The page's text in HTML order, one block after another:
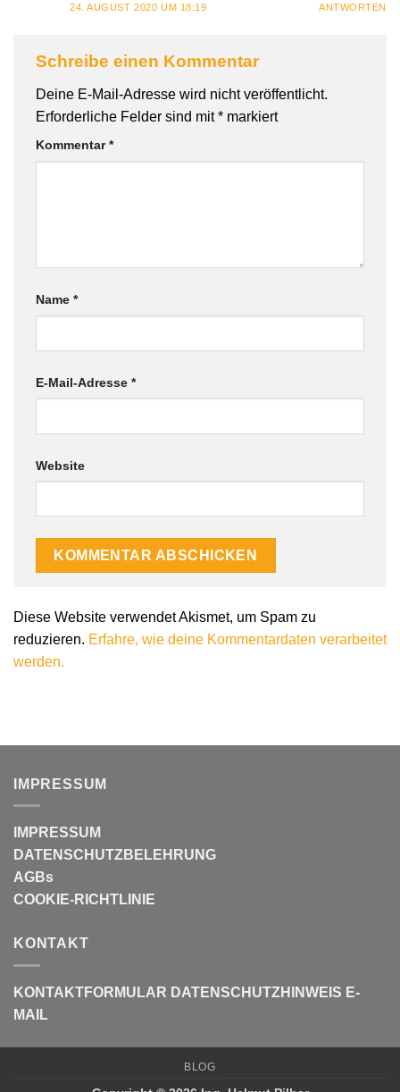
24. AUGUST 2020 UM 18:19 ANTWORTEN
Schreibe einen Kommentar
Deine E-Mail-Adresse wird nicht veröffentlicht.
Erforderliche Felder sind mit* markiert
Kommentar*
Name *
E-Mail-Adresse *
Website
Diese Website verwendet Akismet, um Spam zu
reduzieren. Erfahre, wie deine Kommentardaten verarbeitet
werden.
IMPRESSUM
IMPRESSUM
DATENSCHUTZBELEHRUNG
AGBs
COOKIE-RICHTLINIE
KONTAKT
KONTAKTFORMULAR DATENSCHUTZHINWEIS E-
MAIL
BLOG